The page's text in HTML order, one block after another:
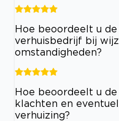
Hoe beoordeelt u
verhuisbedrijf bij
omstandigheden?
Hoe beoordeelt u de
klachten en
verhuizing?